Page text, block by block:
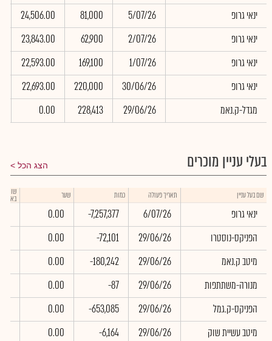
ינאי גרופ
5/07/26
81,000
24,506.00
ינאי גרופ
2/07/26
62,900
23,843.00
ינאי גרופ
1/07/26
169,100
22,593.00
ינאי גרופ
30/06/26
220,000
22,693.00
מגדל-ק.נאמ
29/06/26
228,413
0.00
בעלי עניין מוכרים הצג הכל
שם בעל עניין תאריך פעולה כמות שער שווי
באלפי
ינאי גרופ 6/07/26
-7,257,377
0.00
הפניקס-נוסטרו
29/06/26
-72,101
0.00
מיטב ק.נאמ
29/06/26
-180,242
0.00
מנורה-משתתפות
29/06/26
-87
0.00
הפניקס-ק.גמל
29/06/26
-653,085
0.00
מיטב עשיית שוק
29/06/26
-6,164
0.00